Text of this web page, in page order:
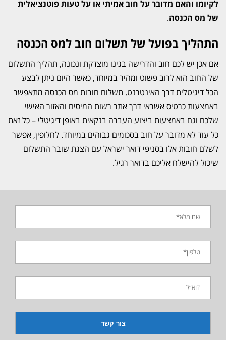
לקיומו והאם מדובר על חוב אמיתי או על טעות פוטנציאלית
של מס הכנסה.
התהליך בפועל של תשלום חוב למס הכנסה
אם אכן יש לכם חוב והדרישה בגינו מוצדקת ונכונה, תהליך התשלום
של החוב הוא לרוב פשוט ומהיר במיוחד, כאשר היום ניתן לבצע
הכל דיגיטלית דרך האינטרנט. תשלום חובות מס הכנסה מתאפשר
באמצעות כרטיס אשראי דרך אתר רשות המיסים והאזור האישי
שלכם וגם באמצעות ביצוע העברה בנקאית באופן דיגיטלי – כל זאת
כל עוד לא מדובר על חוב בסכומים גבוהים במיוחד. לחלופין, אפשר
לשלם חובות אלו בסניפי דואר ישראל עם הצגת שובר התשלום
שיכול להישלח אליכם בדואר רגיל.